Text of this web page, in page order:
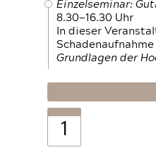
Einzelseminar:
8.30—16.30 Uhr
In dieser
Grundlagen der
1